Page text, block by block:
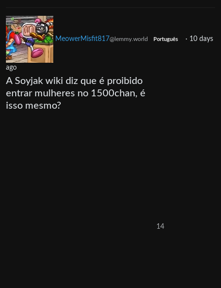
MeowerMisfit817@lemmy.world Português · 10 days
ago
A Soyjak wiki diz que é proibido
entrar mulheres no 1500chan, é
isso mesmo?
14